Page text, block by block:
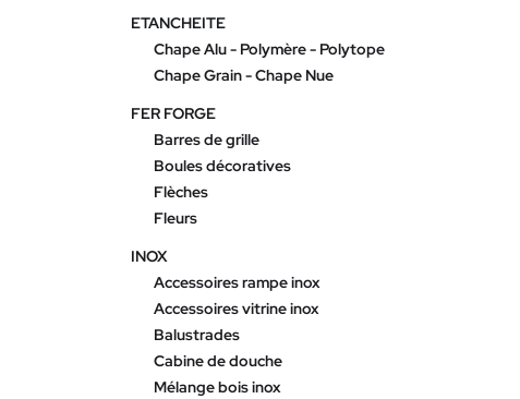
ETANCHEITE
Chape Alu - Polymère - Polytope
Chape Grain - Chape Nue
FER FORGE
Barres de grille
Boules décoratives
Flèches
Fleurs
INOX
Accessoires rampe inox
Accessoires vitrine inox
Balustrades
Cabine de douche
Mélange bois inox